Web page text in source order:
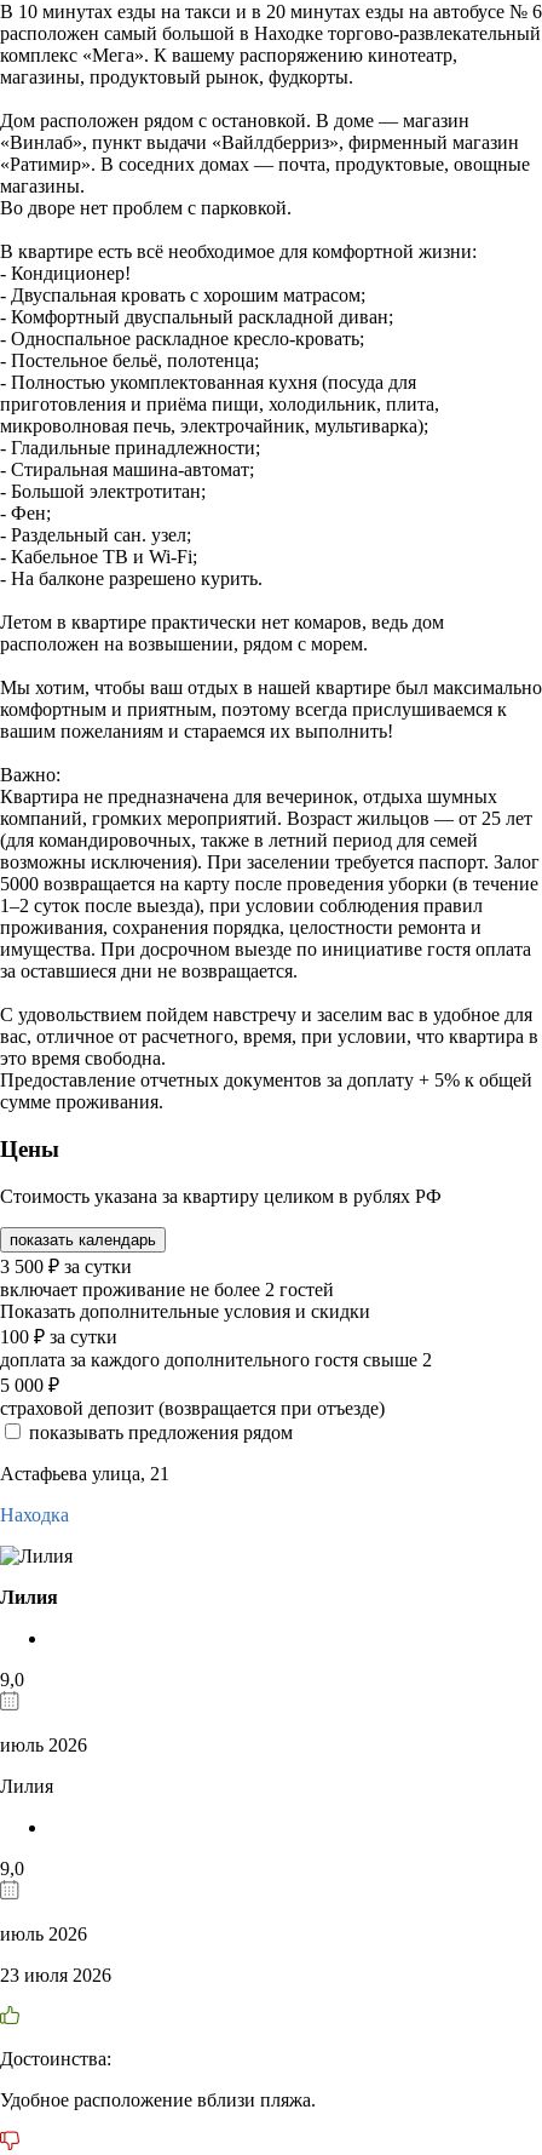
В 10 минутах езды на такси и в 20 минутах езды на автобусе № 6
расположен самый большой в Находке торгово-развлекательный
комплекс «Мега». К вашему распоряжению кинотеатр,
магазины, продуктовый рынок, фудкорты.
Дом расположен рядом с остановкой. В доме — магазин
«Винлаб», пункт выдачи «Вайлдберриз», фирменный магазин
«Ратимир». В соседних домах — почта, продуктовые, овощные
магазины.
Во дворе нет проблем с парковкой.
В квартире есть всё необходимое для комфортной жизни:
- Кондиционер!
- Двуспальная кровать с хорошим матрасом;
- Комфортный двуспальный раскладной диван;
- Односпальное раскладное кресло-кровать;
- Постельное бельё, полотенца;
- Полностью укомплектованная кухня (посуда для
приготовления и приёма пищи, холодильник, плита,
микроволновая печь, электрочайник, мультиварка);
- Гладильные принадлежности;
- Стиральная машина-автомат;
- Большой электротитан;
- Фен;
- Раздельный сан. узел;
- Кабельное ТВ и Wi-Fi;
- На балконе разрешено курить.
Летом в квартире практически нет комаров, ведь дом
расположен на возвышении, рядом с морем.
Мы хотим, чтобы ваш отдых в нашей квартире был максимально
комфортным и приятным, поэтому всегда прислушиваемся к
вашим пожеланиям и стараемся их выполнить!
Важно:
Квартира не предназначена для вечеринок, отдыха шумных
компаний, громких мероприятий. Возраст жильцов — от 25 лет
(для командировочных, также в летний период для семей
возможны исключения). При заселении требуется паспорт. Залог
5000 возвращается на карту после проведения уборки (в течение
1–2 суток после выезда), при условии соблюдения правил
проживания, сохранения порядка, целостности ремонта и
имущества. При досрочном выезде по инициативе гостя оплата
за оставшиеся дни не возвращается.
С удовольствием пойдем навстречу и заселим вас в удобное для
вас, отличное от расчетного, время, при условии, что квартира в
это время свободна.
Предоставление отчетных документов за доплату + 5% к общей
сумме проживания.
Цены
Стоимость указана за квартиру целиком в рублях РФ
показать календарь
3 500 ₽ за сутки
включает проживание не более 2 гостей
Показать дополнительные условия и скидки
100 ₽ за сутки
доплата за каждого дополнительного гостя свыше 2
5 000 ₽
страховой депозит (возвращается при отъезде)
показывать предложения рядом
Астафьева улица, 21
Находка
Лилия
9,0
июль 2026
Лилия
9,0
июль 2026
23 июля 2026
Достоинства:
Удобное расположение вблизи пляжа.